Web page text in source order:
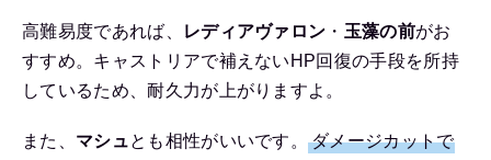
高難易度であれば、 レディアヴァロン ・ 玉藻の前がお
すすめ。キャストリアで補えないHP回復の手段を所持
しているため、耐久力が上がりますよ。
また、 マシュとも相性がいいです。ダメージカットで